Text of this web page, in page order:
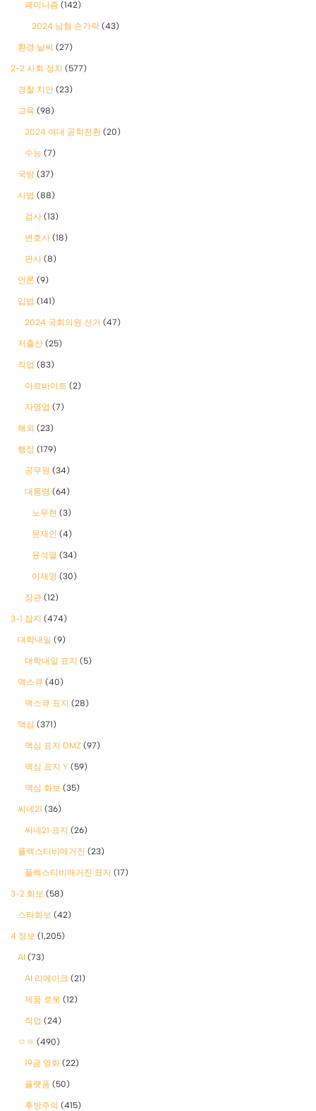
폐미니즘 (142)
2024 남혐 손가락 (43)
환경 날씨 (27)
2-2 사회 정치 (577)
경찰 치안 (23)
교육 (98)
2024 여대 공학전환 (20)
수능 (7)
국방 (37)
사법 (88)
검사 (13)
변호사 (18)
판사 (8)
언론 (9)
입법 (141)
2024 국회의원 선거 (47)
저출산 (25)
직업 (83)
아르바이트 (2)
자영업 (7)
해외 (23)
행정 (179)
공무원 (34)
대통령 (64)
노무현 (3)
문재인 (4)
윤석열 (34)
이재명 (30)
장관 (12)
3-1 잡지 (474)
대학내일 (9)
대학내일 표지 (5)
맥스큐 (40)
맥스큐 표지 (28)
맥심 (371)
맥심 표지 DMZ (97)
맥심 표지 Y (59)
맥심 화보 (35)
씨네21 (36)
씨네21 표지 (26)
플렉스티비매거진 (23)
플렉스티비매거진 표지 (17)
3-2 화보 (58)
스타화보 (42)
4 정보 (1,205)
AI (73)
AI 리메이크 (21)
제품 로봇 (12)
직업 (24)
ㅇㅎ (490)
19금 영화 (22)
플랫폼 (50)
후방주의 (415)